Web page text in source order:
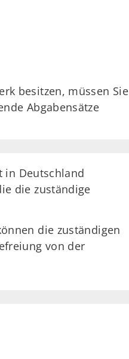
besitzen, müssen Sie
Abgabensätze
in Deutschland
die zuständige
die zuständigen
von der